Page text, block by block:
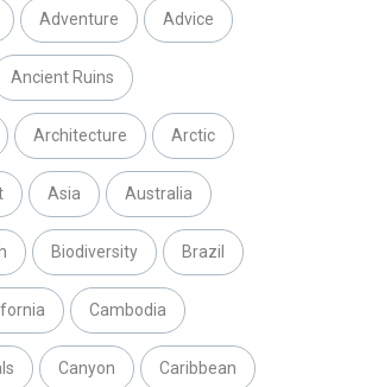
Adventure Advice
Ancient Ruins
Architecture Arctic
Asia Australia
Biodiversity Brazil
Cambodia
Canyon Caribbean